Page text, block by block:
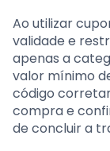
Ao utilizar
validade e
apenas a
valor mínimo
código
compra e
de concluir a